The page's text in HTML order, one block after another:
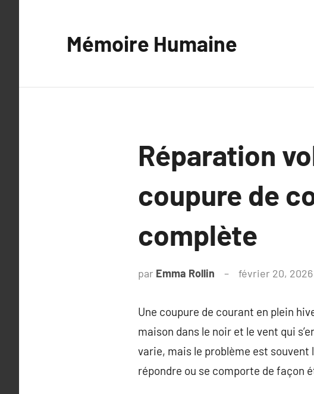
Mémoire Humaine
Réparation
coupure de
complète
par Emma Rollin février 20, 2026
Une coupure de courant en plein
maison dans le noir et le vent qui
varie, mais le problème est
répondre ou se comporte de façon